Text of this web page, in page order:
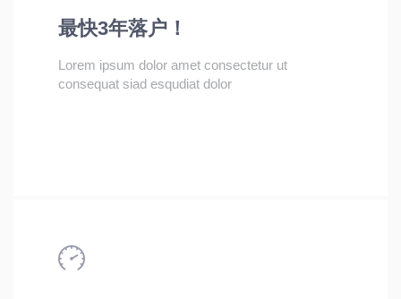
最快3年落户！
Lorem ipsum dolor amet consectetur ut
consequat siad esqudiat dolor